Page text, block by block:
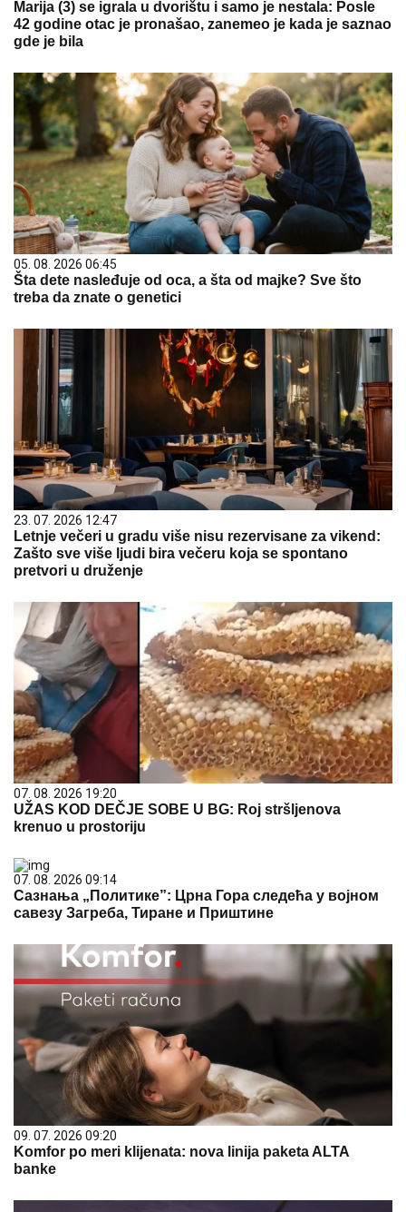
Marija (3) se igrala u dvorištu i samo je nestala: Posle
42 godine otac je pronašao, zanemeo je kada je saznao
gde je bila
05. 08. 2026 06:45
Šta dete nasleđuje od oca, a šta od majke? Sve što
treba da znate o genetici
23. 07. 2026 12:47
Letnje večeri u gradu više nisu rezervisane za vikend:
Zašto sve više ljudi bira večeru koja se spontano
pretvori u druženje
07. 08. 2026 19:20
UŽAS KOD DEČJE SOBE U BG: Roj stršljenova
krenuo u prostoriju
07. 08. 2026 09:14
Сазнања „Политике”: Црна Гора следећа у војном
савезу Загреба, Тиране и Приштине
09. 07. 2026 09:20
Komfor po meri klijenata: nova linija paketa ALTA
banke